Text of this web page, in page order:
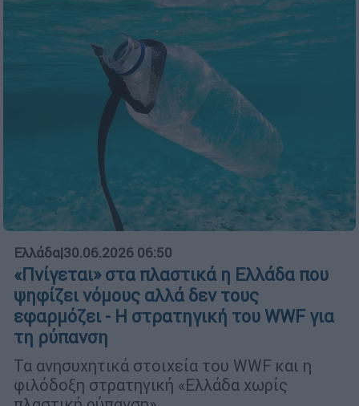
Ελλάδα|30.06.2026 06:50
«Πνίγεται» στα πλαστικά η Ελλάδα που
ψηφίζει νόμους αλλά δεν τους
εφαρμόζει - Η στρατηγική του WWF για
τη ρύπανση
Τα ανησυχητικά στοιχεία του WWF και η
φιλόδοξη στρατηγική «Ελλάδα χωρίς